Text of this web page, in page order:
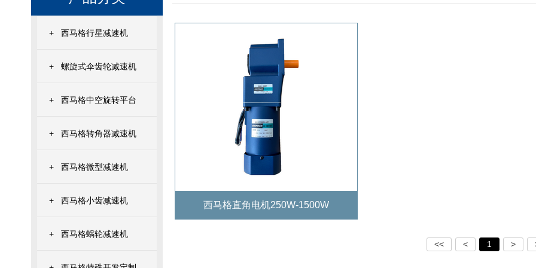
+ 西马格行星减速机
+ 螺旋式伞齿轮减速机
+ 西马格中空旋转平台
+ 西马格转角器减速机
+ 西马格微型减速机
+ 西马格小齿减速机
+ 西马格蜗轮减速机
西马格直角电机250W-1500W
<< < 1 >